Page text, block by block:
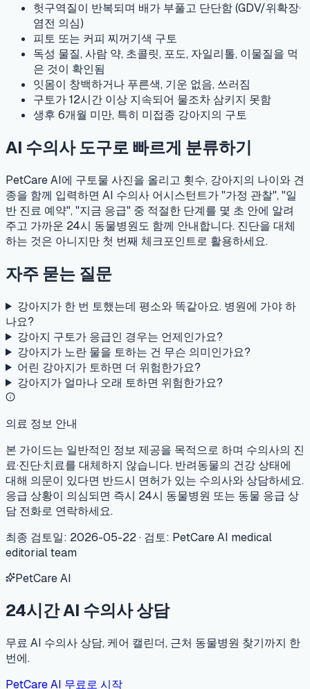
헛구역질이 반복되며 배가 부풀고 단단함 (GDV/위확장·
염전 의심)
피토 또는 커피 찌꺼기색 구토
독성 물질, 사람 약, 초콜릿, 포도, 자일리톨, 이물질을 먹
은 것이 확인됨
잇몸이 창백하거나 푸른색, 기운 없음, 쓰러짐
구토가 12시간 이상 지속되어 물조차 삼키지 못함
생후 6개월 미만, 특히 미접종 강아지의 구토
AI 수의사 도구로 빠르게 분류하기
PetCare AI에 구토물 사진을 올리고 횟수, 강아지의 나이와 견
종을 함께 입력하면 AI 수의사 어시스턴트가 "가정 관찰", "일
반 진료 예약", "지금 응급" 중 적절한 단계를 몇 초 안에 알려
주고 가까운 24시 동물병원도 함께 안내합니다. 진단을 대체
하는 것은 아니지만 첫 번째 체크포인트로 활용하세요.
자주 묻는 질문
강아지가 한 번 토했는데 평소와 똑같아요. 병원에 가야 하
나요?
강아지 구토가 응급인 경우는 언제인가요?
강아지가 노란 물을 토하는 건 무슨 의미인가요?
어린 강아지가 토하면 더 위험한가요?
강아지가 얼마나 오래 토하면 위험한가요?
의료 정보 안내
본 가이드는 일반적인 정보 제공을 목적으로 하며 수의사의 진
료·진단·치료를 대체하지 않습니다. 반려동물의 건강 상태에
대해 의문이 있다면 반드시 면허가 있는 수의사와 상담하세요.
응급 상황이 의심되면 즉시 24시 동물병원 또는 동물 응급 상
담 전화로 연락하세요.
최종 검토일: 2026-05-22· 검토: PetCare AI medical
editorial team
PetCare AI
24시간 AI 수의사 상담
무료 AI 수의사 상담, 케어 캘린더, 근처 동물병원 찾기까지 한
번에.
PetCare AI 무료로 시작